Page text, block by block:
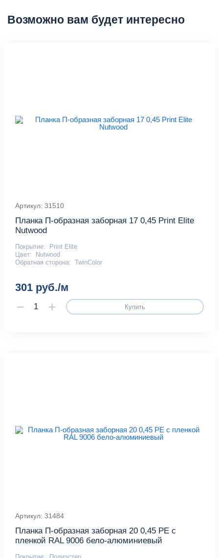
Возможно вам будет интересно
Артикул: 31510
Планка П-образная заборная 17 0,45 Print Elite
Nutwood
Покрытие:
Print Elite
Цвет:
Nutwood
Обратная сторона: TwinColor
301 руб./м
Купить
Артикул: 31484
Планка П-образная заборная 20 0,45 PE с
пленкой RAL 9006 бело-алюминиевый